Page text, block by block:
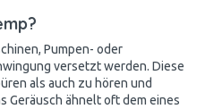
Pumpen- oder
versetzt werden. Diese
als auch zu hören und
Geräusch ähnelt oft dem eines